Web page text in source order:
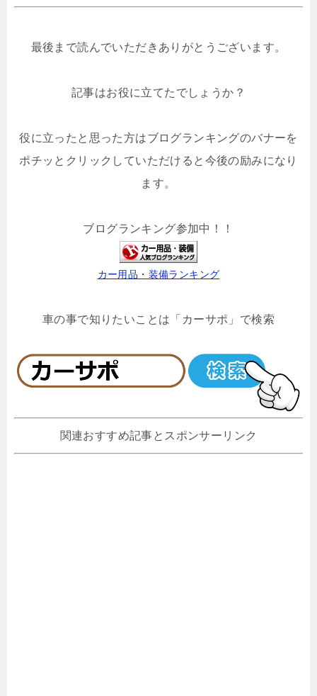
最後まで読んでいただきありがとうございます。
記事はお役に立てたでしょうか？
役に立ったと思った方はブログランキングのバナーを
ポチッとクリックしていただけると今後の励みになり
ます。
ブログランキング参加中！！
カー用品・装備ランキング
車の事で知りたいことは「カーサポ」で検索
関連おすすめ記事とスポンサーリンク